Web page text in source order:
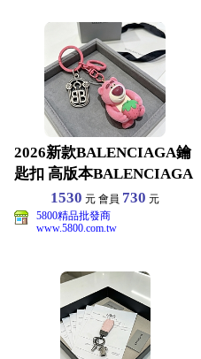
2026新款BALENCIAGA鑰
匙扣 高版本BALENCIAGA
1530 元 會員 730 元
5800精品批發商
www.5800.com.tw